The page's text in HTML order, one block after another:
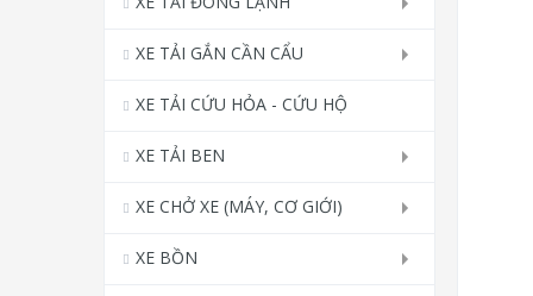
XE TẢI GẮN CẦN CẨU
XE TẢI CỨU HỎA - CỨU HỘ
XE TẢI BEN
XE CHỞ XE (MÁY, CƠ GIỚI)
XE BỒN